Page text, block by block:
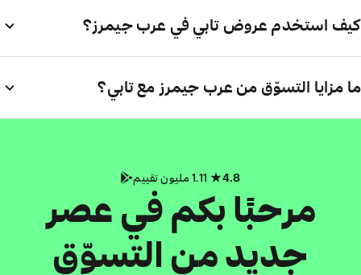
كيف استخدم عروض تابي في عرب جيمرز؟
ما مزايا التسوّق من عرب جيمرز مع تابي؟
4.8
مرحبًا بكم في عصر
جديد من التسوّق